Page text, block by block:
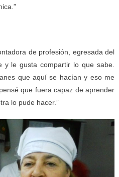
de profesión, egresada del
y le gusta compartir lo que sabe.
que aquí se hacían y eso me
que fuera capaz de aprender
lo pude hacer.”